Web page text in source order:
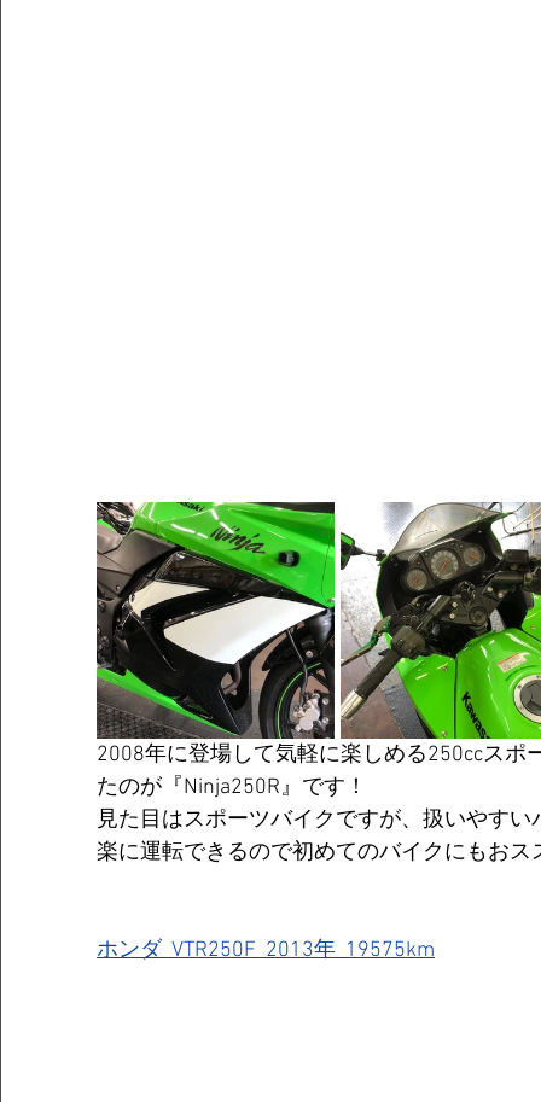
2008年に登場して気軽に楽しめる250ccスポ
たのが『Ninja250R』です！
見た目はスポーツバイクですが、扱いやす
楽に運転できるので初めてのバイクにもお
ホンダ  VTR250F  2013年  19575km